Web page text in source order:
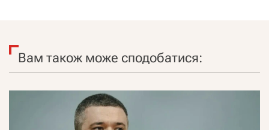
Вам також може сподобатися: